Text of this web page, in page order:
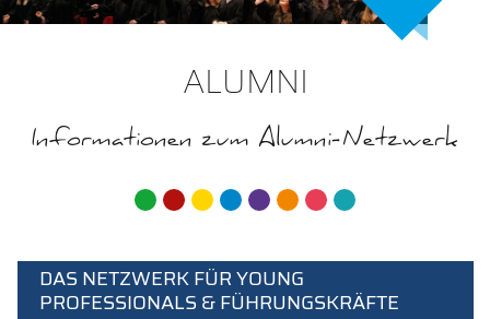
ALUMNI
Informationen zum Alumni-Netzwerk
DAS NETZWERK FÜR YOUNG
PROFESSIONALS & FÜHRUNGSKRÄFTE